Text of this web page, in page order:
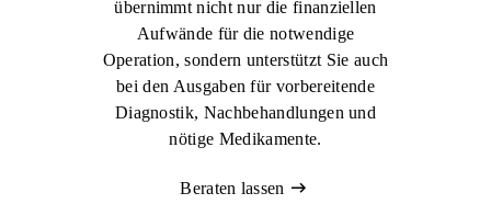
übernimmt nicht nur die finanziellen
Aufwände für die notwendige
Operation, sondern unterstützt Sie auch
bei den Ausgaben für vorbereitende
Diagnostik, Nachbehandlungen und
nötige Medikamente.
Beraten lassen